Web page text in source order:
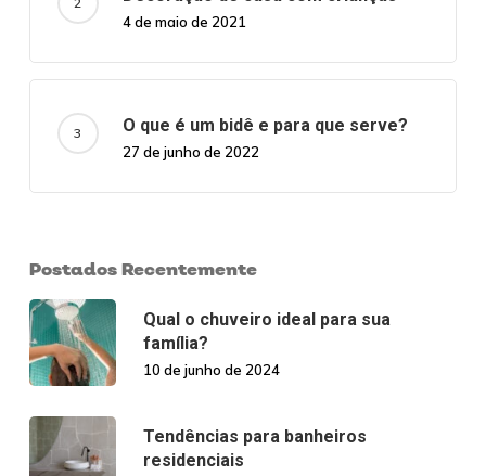
4 de maio de 2021
O que é um bidê e para que serve?
27 de junho de 2022
Postados Recentemente
Qual o chuveiro ideal para sua
família?
10 de junho de 2024
Tendências para banheiros
residenciais